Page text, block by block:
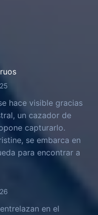
hace visible gracias
un cazador de
capturarlo.
se embarca en
para encontrar a
en el